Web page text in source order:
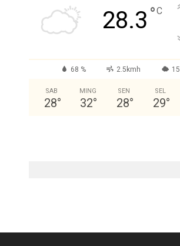
28.3 °C
68 % 2.5kmh
SAB
28°
MING
32°
SEN
28°
SEL
29°